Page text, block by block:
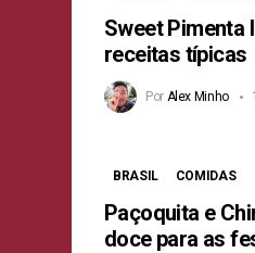
Sweet Pimenta
receitas típicas
Por Alex Minho
BRASIL COMIDAS
Paçoquita e
doce para as